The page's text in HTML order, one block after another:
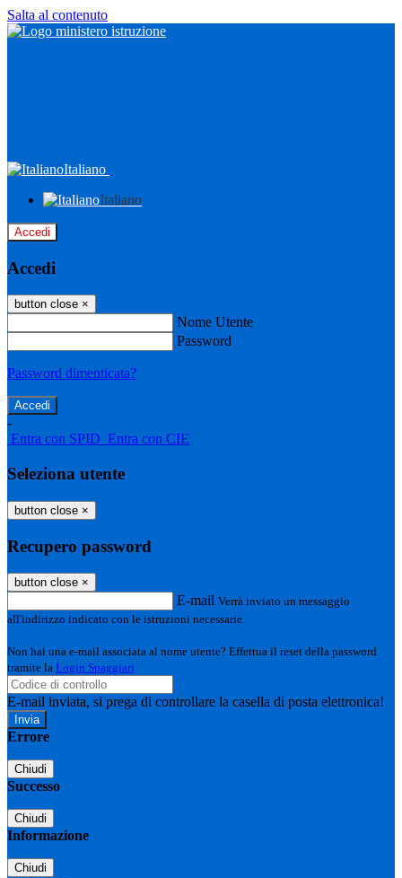
Salta al contenuto
Italiano
Italiano
Accedi
Accedi
button close ×
Nome Utente
Password
Password dimenticata?
-
Entra con SPID Entra con CIE
Seleziona utente
button close ×
Recupero password
button close ×
E-mail Verrà inviato un messaggio
all'indirizzo indicato con le istruzioni necessarie.
Non hai una e-mail associata al nome utente? Effettua il reset della password
tramite la Login Spaggiari
E-mail inviata, si prega di controllare la casella di posta elettronica!
Errore
Chiudi
Successo
Chiudi
Informazione
Chiudi